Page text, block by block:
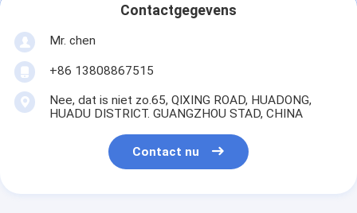
Contactgegevens
Mr. chen
+86 13808867515
Nee, dat is niet zo.65, QIXING ROAD, HUADONG,
HUADU DISTRICT. GUANGZHOU STAD, CHINA
Contact nu